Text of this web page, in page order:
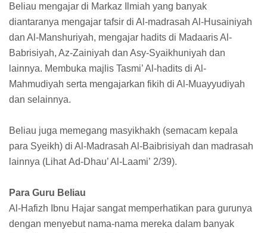
Beliau mengajar di Markaz Ilmiah yang banyak
diantaranya mengajar tafsir di Al-madrasah Al-Husainiyah
dan Al-Manshuriyah, mengajar hadits di Madaaris Al-
Babrisiyah, Az-Zainiyah dan Asy-Syaikhuniyah dan
lainnya. Membuka majlis Tasmi’ Al-hadits di Al-
Mahmudiyah serta mengajarkan fikih di Al-Muayyudiyah
dan selainnya.
Beliau juga memegang masyikhakh (semacam kepala
para Syeikh) di Al-Madrasah Al-Baibrisiyah dan madrasah
lainnya (Lihat Ad-Dhau’ Al-Laami’ 2/39).
Para Guru Beliau
Al-Hafizh Ibnu Hajar sangat memperhatikan para gurunya
dengan menyebut nama-nama mereka dalam banyak